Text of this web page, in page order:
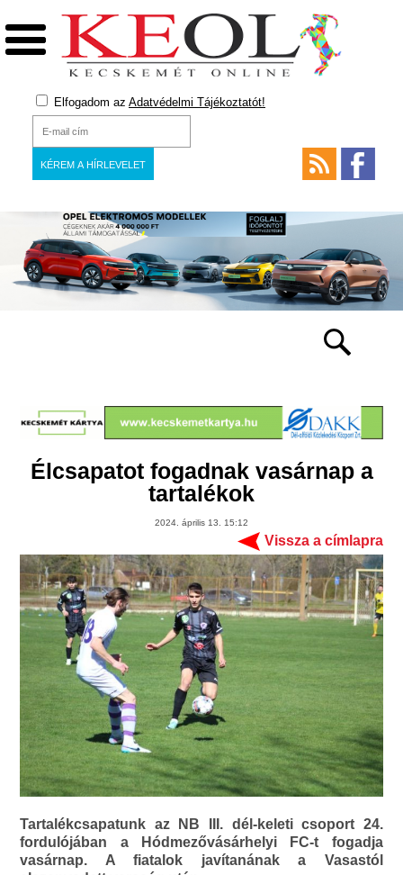
Elfogadom az Adatvédelmi Tájékoztatót!
Élcsapatot fogadnak vasárnap a
tartalékok
2024. április 13. 15:12
Vissza a címlapra
Tartalékcsapatunk az NB III. dél-keleti csoport 24.
fordulójában a Hódmezővásárhelyi FC-t fogadja
vasárnap. A fiatalok javítanának a Vasastól